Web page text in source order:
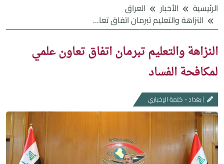
الرئيسية الأخبار
العراق
النزاهة والتعليم تبرمان اتفاق تعاون علمي لمكافحة الفساد
النزاهة والتعليم تبرمان اتفاق تعاون علمي
لمكافحة الفساد
بغداد - كلمة الإخباري